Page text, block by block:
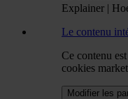
Explainer |
Le contenu
Ce contenu
cookies
Modifier les